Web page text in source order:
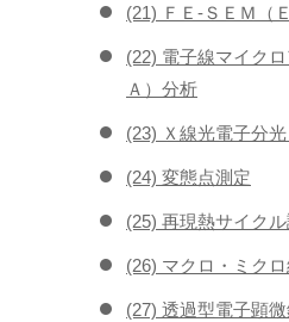
(21) ＦＥ-ＳＥＭ（
(22) 電子線マイク
Ａ）分析
(23) Ｘ線光電子分
(24) 変態点測定
(25) 再現熱サイク
(26) マクロ・ミク
(27) 透過型電子顕